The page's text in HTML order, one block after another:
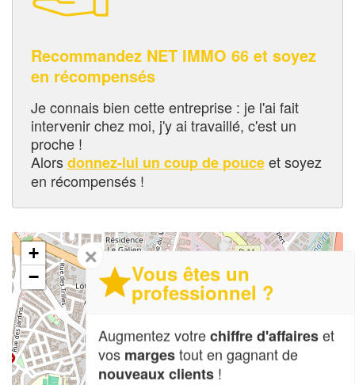
Recommandez NET IMMO 66 et soyez
en récompensés
Je connais bien cette entreprise : je l'ai fait
intervenir chez moi, j'y ai travaillé, c'est un
proche !
Alorsdonnez-lui un coup de pouceet soyez
en récompensés !
+
−
✕
Vous êtes un
professionnel ?
Augmentez votrechiffre d'affaireset
vos margestout en gagnant de
nouveaux clients !